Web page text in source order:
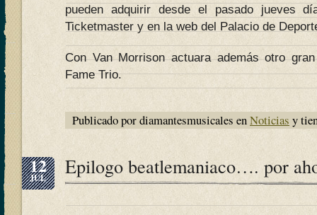
pueden adquirir desde el pasado jueves
Ticketmaster y en la web del Palacio de
Con Van Morrison actuara además otro
Fame Trio.
Publicado por diamantesmusicales enNoticias y
12
JUL Epilogo beatlemaniaco…. por